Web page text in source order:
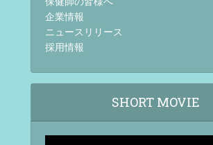
企業情報
ニュースリリース
採用情報
SHORT MOVIE